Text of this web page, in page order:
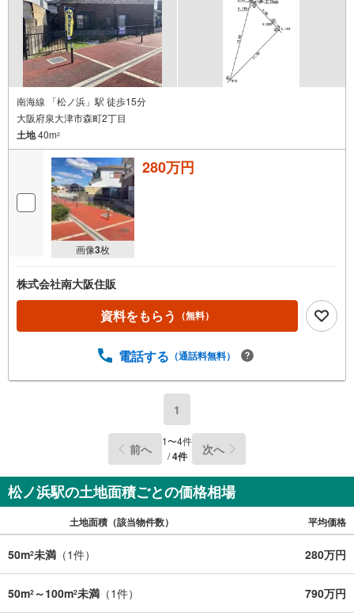
南海線 「松ノ浜」駅 徒歩15分
大阪府泉大津市森町2丁目
土地40m2
画像3枚
280万円
株式会社南大阪住販
資料をもらう （無料）
電話する （通話料無料）
1
前へ 1〜4件
/4件 次へ
松ノ浜駅の土地面積ごとの価格相場
土地面積（該当物件数） 平均価格
50m2未満 （1件） 280万円
50m2 ～100m2未満 （1件） 790万円